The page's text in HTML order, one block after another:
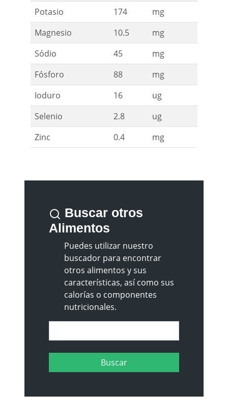
Potasio
174
mg
Magnesio
10.5
mg
Sódio
45
mg
Fósforo
88
mg
Ioduro
16
ug
Selenio
2.8
ug
Zinc
0.4 mg
Buscar otros
Alimentos
Puedes utilizar nuestro
buscador para encontrar
otros alimentos y sus
características, así como sus
calorías o componentes
nutricionales.